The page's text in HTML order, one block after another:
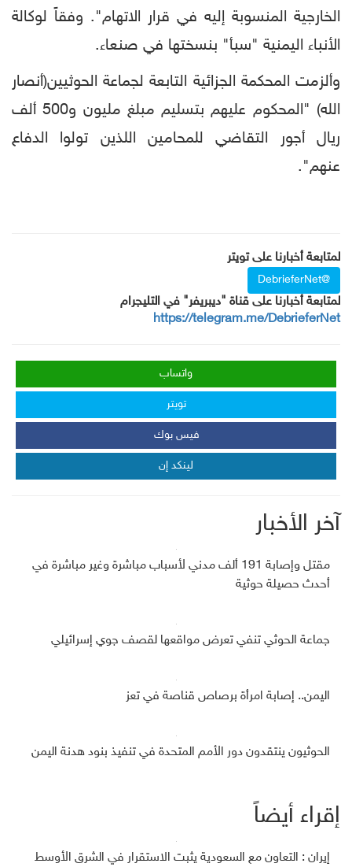
الخارجية المنسوبة إليه في قرار الاتهام". وفقاً لوكالة
الأنباء اليمنية "سبأ" بنسختها في صنعاء.
وألزمت المحكمة الجزائية التابعة لجماعة الحوثيين(أنصار
الله) "المحكوم عليهم بتسليم مبلغ مليون و500 ألف
ريال أجور التقاضي للمحامين اللذين تولوا الدفاع
عنهم".
لمتابعة أخبارنا على تويتر
@DebrieferNet
لمتابعة أخبارنا على قناة "ديبريفر" في التليجرام
https://telegram.me/DebrieferNet
واتساب
تويتر
فيس بوك
لينكد إن
آخر الأخبار
مقتل وإصابة 191 ألف مدني لأسباب مباشرة وغير مباشرة في
أحدث حصيلة حوثية
جماعة الحوثي تنفي تعرض مواقعها لقصف جوي إسرائيلي
اليمن.. إصابة امرأة برصاص قناصة في تعز
الحوثيون ينتقدون دور الأمم المتحدة في تنفيذ بنود هدنة اليمن
إقراء أيضاً
إيران : التعاون مع السعودية يثبت الاستقرار في الشرق الأوسط